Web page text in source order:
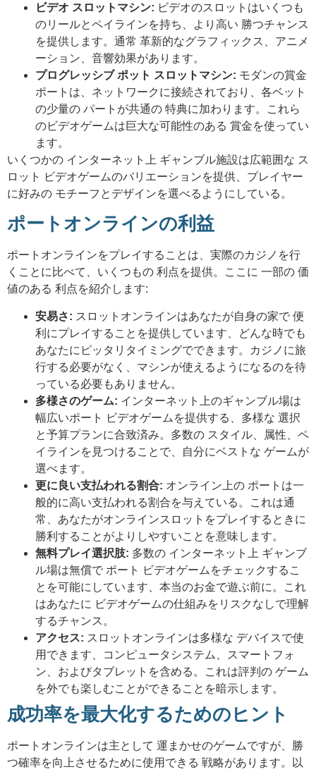
ビデオ スロットマシン: ビデオのスロットはいくつも
のリールとペイラインを持ち、より高い 勝つチャンス
を提供します。通常 革新的なグラフィックス、アニメ
ーション、音響効果があります。
プログレッシブ ポット スロットマシン: モダンの賞金
ポートは、ネットワークに接続されており、各ベット
の少量の パートが共通の 特典に加わります。これら
のビデオゲームは巨大な可能性のある 賞金を使ってい
ます。
いくつかの インターネット上 ギャンブル施設は広範囲な ス
ロット ビデオゲームのバリエーションを提供、プレイヤー
に好みの モチーフとデザインを選べるようにしている。
ポートオンラインの利益
ポートオンラインをプレイすることは、実際のカジノを行
くことに比べて、いくつもの 利点を提供。ここに 一部の 価
値のある 利点を紹介します:
安易さ: スロットオンラインはあなたが自身の家で 便
利にプレイすることを提供しています、どんな時でも
あなたにピッタリタイミングでできます。カジノに旅
行する必要がなく、マシンが使えるようになるのを待
っている必要もありません。
多様さのゲーム: インターネット上のギャンブル場は
幅広いポート ビデオゲームを提供する、多様な 選択
と予算プランに合致済み。多数の スタイル、属性、ペ
イラインを見つけることで、自分にベストな ゲームが
選べます。
更に良い支払われる割合: オンライン上の ポートは一
般的に高い支払われる割合を与えている。これは通
常、あなたがオンラインスロットをプレイするときに
勝利することがよりしやすいことを意味します。
無料プレイ選択肢: 多数の インターネット上 ギャンブ
ル場は無償で ポート ビデオゲームをチェックするこ
とを可能にしています、本当のお金で遊ぶ前に。これ
はあなたに ビデオゲームの仕組みをリスクなしで理解
するチャンス。
アクセス: スロットオンラインは多様な デバイスで使
用できます、コンピュータシステム、スマートフォ
ン、およびタブレットを含める。これは評判の ゲーム
を外でも楽しむことができることを暗示します。
成功率を最大化するためのヒント
ポートオンラインは主として 運まかせのゲームですが、勝
つ確率を向上させるために使用できる 戦略があります。以